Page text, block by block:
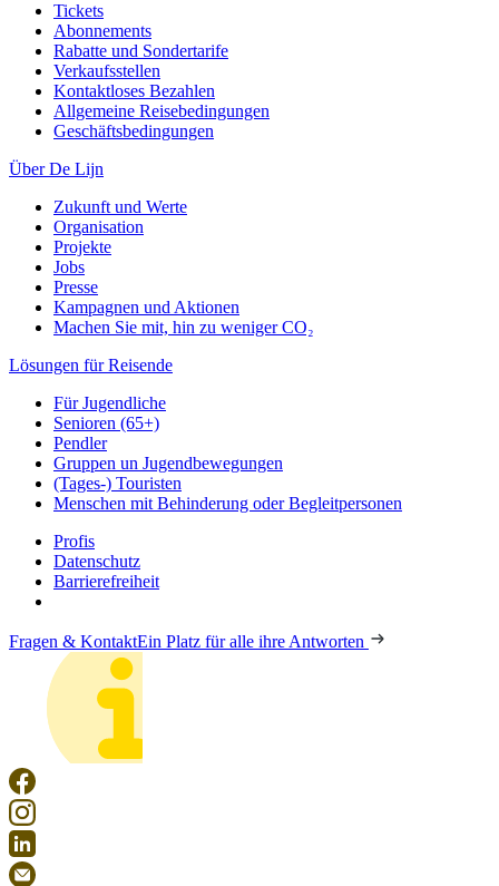
Tickets
Abonnements
Rabatte und Sondertarife
Verkaufsstellen
Kontaktloses Bezahlen
Allgemeine Reisebedingungen
Geschäftsbedingungen
Über De Lijn
Zukunft und Werte
Organisation
Projekte
Jobs
Presse
Kampagnen und Aktionen
Machen Sie mit, hin zu weniger CO₂
Lösungen für Reisende
Für Jugendliche
Senioren (65+)
Pendler
Gruppen un Jugendbewegungen
(Tages-) Touristen
Menschen mit Behinderung oder Begleitpersonen
Profis
Datenschutz
Barrierefreiheit
Fragen & KontaktEin Platz für alle ihre Antworten